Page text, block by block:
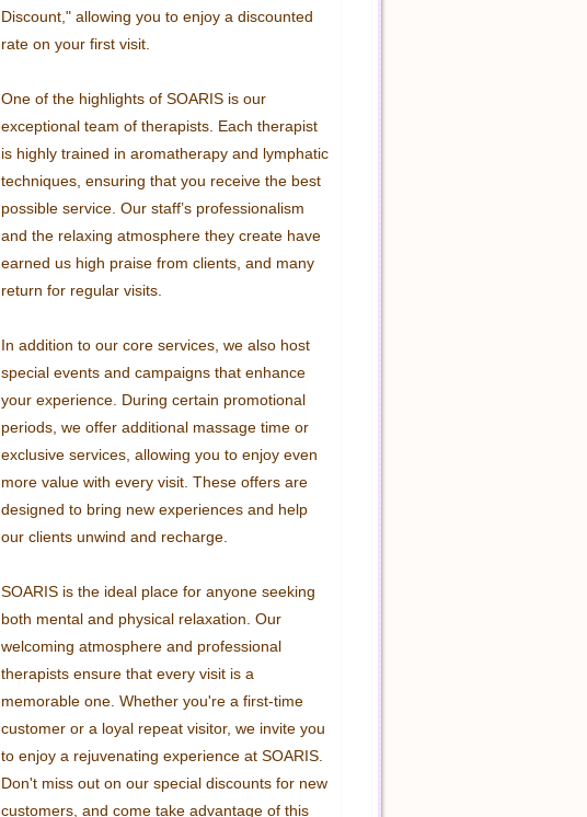
Discount," allowing you to enjoy a discounted
rate on your first visit.
One of the highlights of SOARIS is our
exceptional team of therapists. Each therapist
is highly trained in aromatherapy and lymphatic
techniques, ensuring that you receive the best
possible service. Our staff’s professionalism
and the relaxing atmosphere they create have
earned us high praise from clients, and many
return for regular visits.
In addition to our core services, we also host
special events and campaigns that enhance
your experience. During certain promotional
periods, we offer additional massage time or
exclusive services, allowing you to enjoy even
more value with every visit. These offers are
designed to bring new experiences and help
our clients unwind and recharge.
SOARIS is the ideal place for anyone seeking
both mental and physical relaxation. Our
welcoming atmosphere and professional
therapists ensure that every visit is a
memorable one. Whether you're a first-time
customer or a loyal repeat visitor, we invite you
to enjoy a rejuvenating experience at SOARIS.
Don't miss out on our special discounts for new
customers, and come take advantage of this